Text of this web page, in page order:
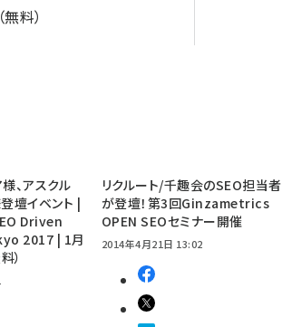
料）
、アスクル
壇イベント |
Driven
2017 | 1月
）
リクルート/千趣会のSEO担当者
が登壇！第3回Ginzametrics
OPEN SEOセミナー開催
2014年4月21日 13:02